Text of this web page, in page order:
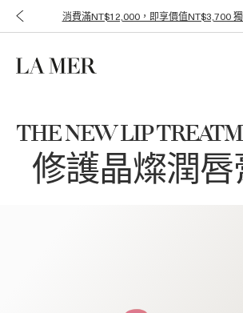
消費滿NT$12,000，即享價值NT$3,700
THE NEW LIP
修護晶燦潤唇